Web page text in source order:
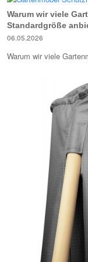
Warum wir viele
Standardgröße
06.05.2026
Warum wir viele